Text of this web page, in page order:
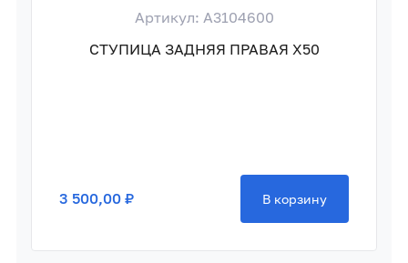
Артикул: A3104600
СТУПИЦА ЗАДНЯЯ ПРАВАЯ X50
3 500,00 ₽ В корзину